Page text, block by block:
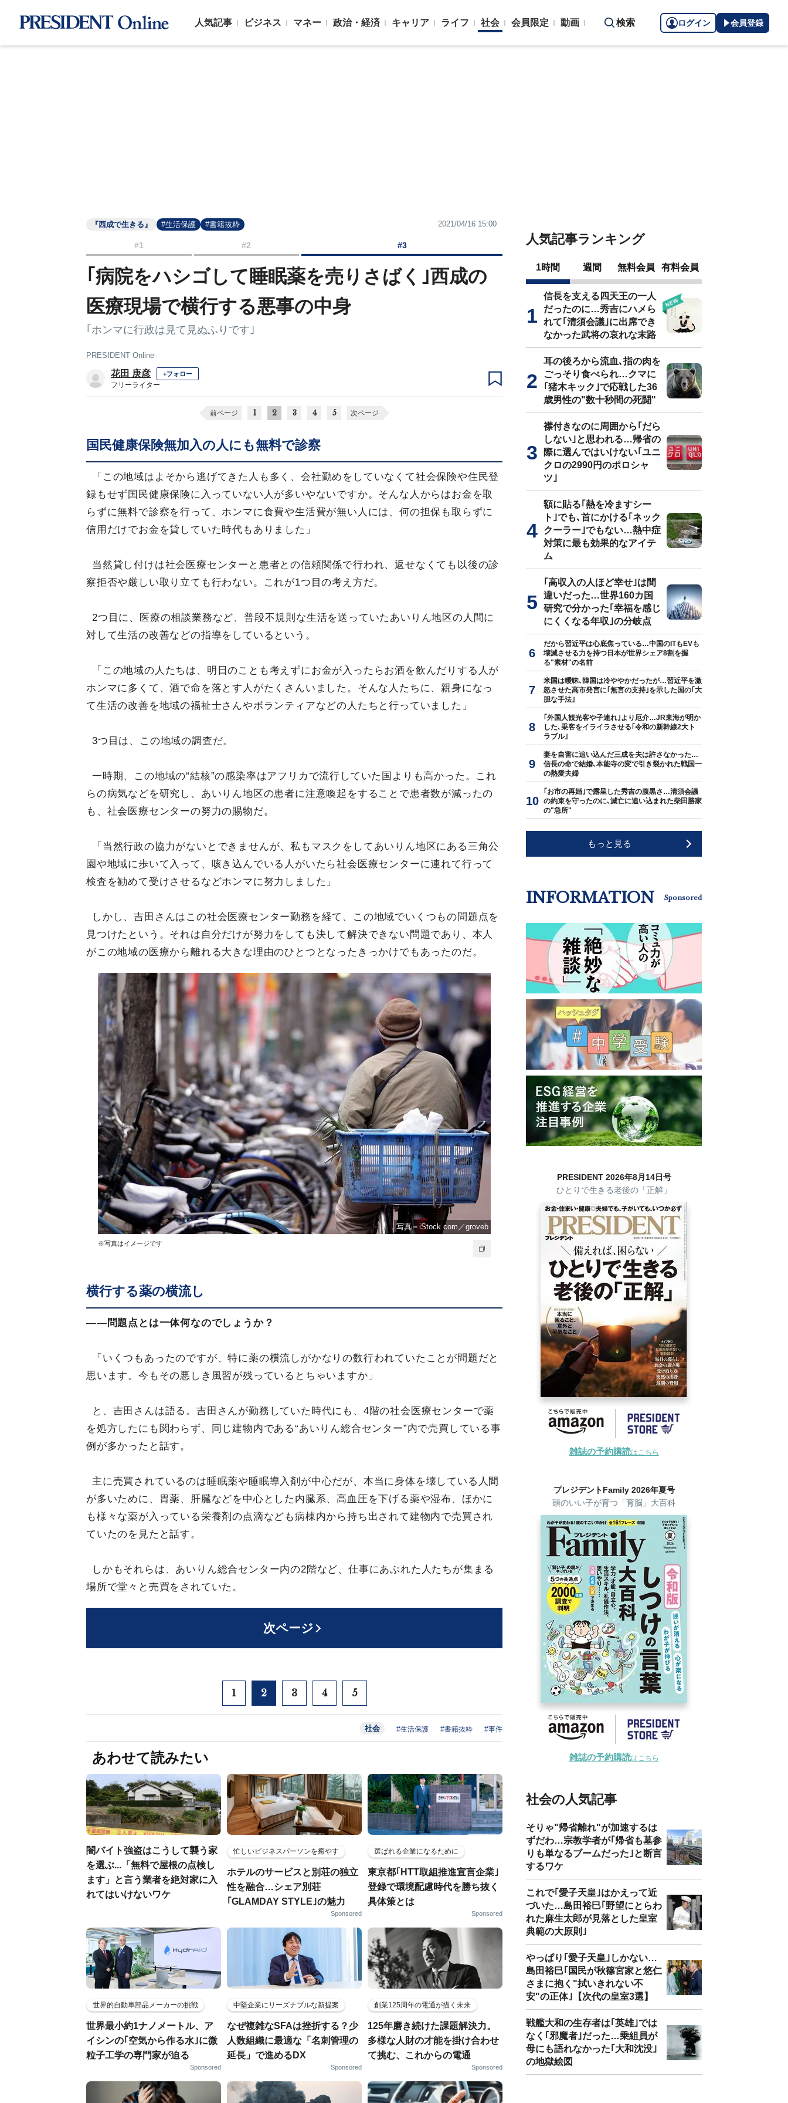
人気記事 ビジネス マネー 政治・経済 キャリア ライフ 社会 会員限定 動画 検索 ログイン 会員登録
『西成で生きる』 #生活保護 #書籍抜粋 2021/04/16 15:00
#1 #2 #3
｢病院をハシゴして睡眠薬を売りさばく｣西成の
医療現場で横行する悪事の中身
｢ホンマに行政は見て見ぬふりです｣
PRESIDENT Online
花田 庚彦 +フォロー
フリーライター
前ページ 1 2 3 4 5 次ページ
国民健康保険無加入の人にも無料で診察
「この地域はよそから逃げてきた人も多く、会社勤めをしていなくて社会保険や住民登
録もせず国民健康保険に入っていない人が多いやないですか。そんな人からはお金を取
らずに無料で診察を行って、ホンマに食費や生活費が無い人には、何の担保も取らずに
信用だけでお金を貸していた時代もありました」
当然貸し付けは社会医療センターと患者との信頼関係で行われ、返せなくても以後の診
察拒否や厳しい取り立ても行わない。これが1つ目の考え方だ。
2つ目に、医療の相談業務など、普段不規則な生活を送っていたあいりん地区の人間に
対して生活の改善などの指導をしているという。
「この地域の人たちは、明日のことも考えずにお金が入ったらお酒を飲んだりする人が
ホンマに多くて、酒で命を落とす人がたくさんいました。そんな人たちに、親身になっ
て生活の改善を地域の福祉士さんやボランティアなどの人たちと行っていました」
3つ目は、この地域の調査だ。
一時期、この地域の“結核”の感染率はアフリカで流行していた国よりも高かった。これ
らの病気などを研究し、あいりん地区の患者に注意喚起をすることで患者数が減ったの
も、社会医療センターの努力の賜物だ。
「当然行政の協力がないとできませんが、私もマスクをしてあいりん地区にある三角公
園や地域に歩いて入って、咳き込んでいる人がいたら社会医療センターに連れて行って
検査を勧めて受けさせるなどホンマに努力しました」
しかし、吉田さんはこの社会医療センター勤務を経て、この地域でいくつもの問題点を
見つけたという。それは自分だけが努力をしても決して解決できない問題であり、本人
がこの地域の医療から離れる大きな理由のひとつとなったきっかけでもあったのだ。
写真＝iStock.com／groveb
※写真はイメージです
横行する薬の横流し
—— 問題点とは一体何なのでしょうか？
「いくつもあったのですが、特に薬の横流しがかなりの数行われていたことが問題だと
思います。今もその悪しき風習が残っているとちゃいますか」
と、吉田さんは語る。吉田さんが勤務していた時代にも、4階の社会医療センターで薬
を処方したにも関わらず、同じ建物内である“あいりん総合センター”内で売買している事
例が多かったと話す。
主に売買されているのは睡眠薬や睡眠導入剤が中心だが、本当に身体を壊している人間
が多いために、胃薬、肝臓などを中心とした内臓系、高血圧を下げる薬や湿布、ほかに
も様々な薬が入っている栄養剤の点滴なども病棟内から持ち出されて建物内で売買され
ていたのを見たと話す。
しかもそれらは、あいりん総合センター内の2階など、仕事にあぶれた人たちが集まる
場所で堂々と売買をされていた。
次ページ
1 2 3 4 5
社会 #生活保護 #書籍抜粋 #事件
あわせて読みたい
闇バイト強盗はこうして襲う家
を選ぶ...「無料で屋根の点検し
ます」と言う業者を絶対家に入
れてはいけないワケ
忙しいビジネスパーソンを癒やす
ホテルのサービスと別荘の独立
性を融合…シェア別荘
｢GLAMDAY STYLE｣の魅力
Sponsored
選ばれる企業になるために
東京都｢HTT取組推進宣言企業｣
登録で環境配慮時代を勝ち抜く
具体策とは
Sponsored
世界的自動車部品メーカーの挑戦
世界最小約1ナノメートル、ア
イシンの｢空気から作る水｣に微
粒子工学の専門家が迫る
Sponsored
中堅企業にリーズナブルな新提案
なぜ複雑なSFAは挫折する？少
人数組織に最適な「名刺管理の
延長」で進めるDX
Sponsored
創業125周年の電通が描く未来
125年磨き続けた課題解決力。
多様な人財の才能を掛け合わせ
て挑む、これからの電通
Sponsored
人気記事ランキング
1時間 週間 無料会員 有料会員
信長を支える四天王の一人
だったのに…秀吉にハメら
れて｢清須会議｣に出席でき
なかった武将の哀れな末路
耳の後ろから流血､指の肉を
ごっそり食べられ…クマに
｢猪木キック｣で応戦した36
歳男性の"数十秒間の死闘"
襟付きなのに周囲から｢だら
しない｣と思われる…帰省の
際に選んではいけない｢ユニ
クロの2990円のポロシャ
ツ｣
額に貼る｢熱を冷ますシー
ト｣でも､首にかける｢ネック
クーラー｣でもない…熱中症
対策に最も効果的なアイテ
ム
｢高収入の人ほど幸せ｣は間
違いだった…世界160カ国
研究で分かった｢幸福を感じ
にくくなる年収｣の分岐点
だから習近平は心底焦っている…中国のITもEVも
壊滅させる力を持つ日本が世界シェア8割を握
る"素材"の名前
米国は曖昧､韓国は冷ややかだったが…習近平を激
怒させた高市発言に｢無言の支持｣を示した国の｢大
胆な手法｣
｢外国人観光客や子連れ｣より厄介…JR東海が明か
した､乗客をイライラさせる｢令和の新幹線2大ト
ラブル｣
妻を自害に追い込んだ三成を夫は許さなかった…
信長の命で結婚､本能寺の変で引き裂かれた戦国一
の熱愛夫婦
｢お市の再婚｣で露呈した秀吉の腹黒さ…清須会議
の約束を守ったのに､滅亡に追い込まれた柴田勝家
の"急所"
もっと見る
INFORMATION Sponsored
PRESIDENT 2026年8月14日号
ひとりで生きる老後の「正解」
雑誌の予約購読はこちら
プレジデントFamily 2026年夏号
頭のいい子が育つ「育脳」大百科
雑誌の予約購読はこちら
社会の人気記事
そりゃ"帰省離れ"が加速するは
ずだわ…宗教学者が｢帰省も墓参
りも単なるブームだった｣と断言
するワケ
これで｢愛子天皇｣はかえって近
づいた…島田裕巳｢野望にとらわ
れた麻生太郎が見落とした皇室
典範の大原則｣
やっぱり｢愛子天皇｣しかない…
島田裕巳｢国民が秋篠宮家と悠仁
さまに抱く"拭いきれない不
安"の正体｣【次代の皇室3選】
戦艦大和の生存者は｢英雄｣では
なく｢邪魔者｣だった…乗組員が
母にも語れなかった｢大和沈没｣
の地獄絵図